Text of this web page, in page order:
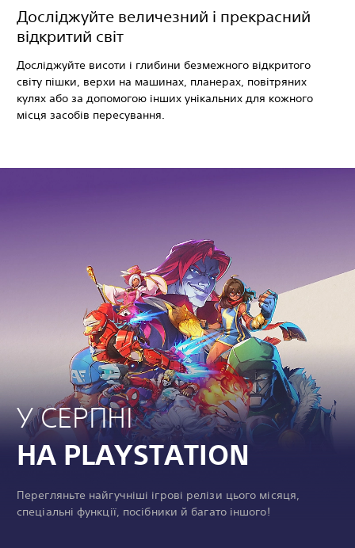
Досліджуйте величезний і прекрасний
відкритий світ
Досліджуйте висоти і глибини безмежного відкритого
світу пішки, верхи на машинах, планерах, повітряних
кулях або за допомогою інших унікальних для кожного
місця засобів пересування.
У СЕРПНІ
НА PLAYSTATION
Перегляньте найгучніші ігрові релізи цього місяця,
спеціальні функції, посібники й багато іншого!